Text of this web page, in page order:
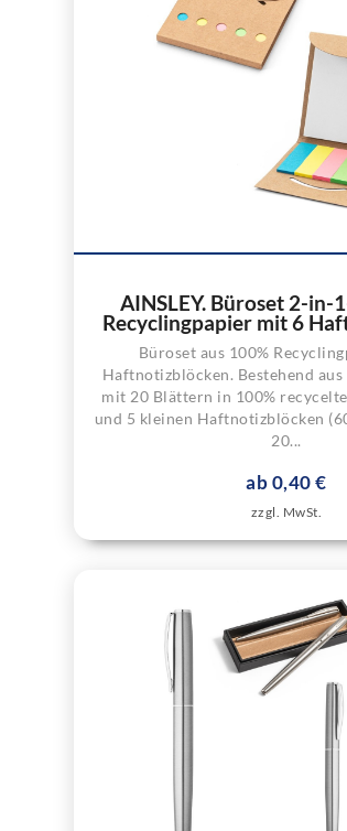
AINSLEY. Büroset 2-in-
Recyclingpapier mit 6
Büroset aus 100%
Haftnotizblöcken. Bestehend
mit 20 Blättern in 100%
und 5 kleinen Haftnotizblöcken
20...
ab 0,40 €
zzgl. MwSt.